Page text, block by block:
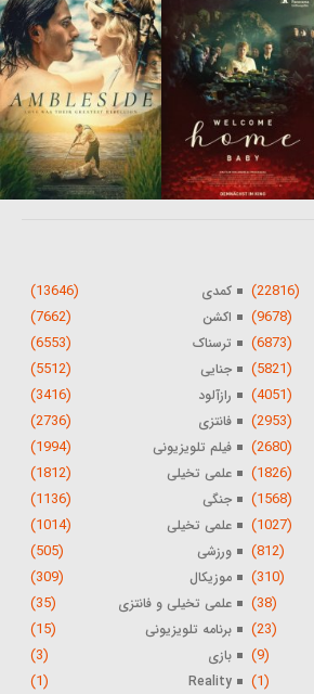
(22816) کمدی (13646)
(9678) اکشن (7662)
(6873) ترسناک (6553)
(5821) جنایی (5512)
(4051) رازآلود (3416)
(2953) فانتزی (2736)
(2680) فیلم تلویزیونی (1994)
(1826) علمی تخیلی (1812)
(1568) جنگی (1136)
(1027) علمی تخیلی (1014)
(812) ورزشی (505)
(310) موزیکال (309)
(38) علمی تخیلی و فانتزی (35)
(23) برنامه تلویزیونی (15)
(9) بازی (3)
(1)
Reality
(1)